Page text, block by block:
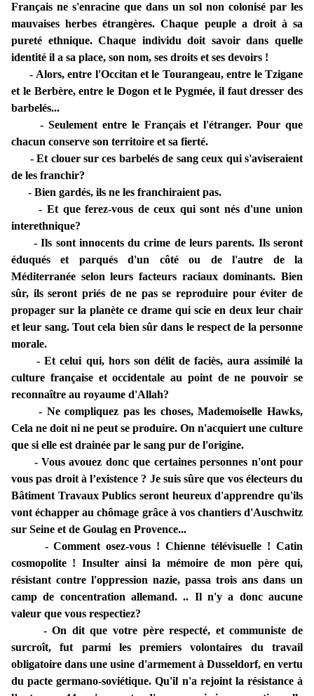
Français ne s'enracine que dans un sol non colonisé par les
mauvaises herbes étrangères. Chaque peuple a droit à sa
pureté ethnique. Chaque individu doit savoir dans quelle
identité il a sa place, son nom, ses droits et ses devoirs !
- Alors, entre l'Occitan et le Tourangeau, entre le Tzigane
et le Berbère, entre le Dogon et le Pygmée, il faut dresser des
barbelés...
- Seulement entre le Français et l'étranger. Pour que
chacun conserve son territoire et sa fierté.
- Et clouer sur ces barbelés de sang ceux qui s'aviseraient
de les franchir?
- Bien gardés, ils ne les franchiraient pas.
- Et que ferez-vous de ceux qui sont nés d'une union
interethnique?
- Ils sont innocents du crime de leurs parents. Ils seront
éduqués et parqués d'un côté ou de l'autre de la
Méditerranée selon leurs facteurs raciaux dominants. Bien
sûr, ils seront priés de ne pas se reproduire pour éviter de
propager sur la planète ce drame qui scie en deux leur chair
et leur sang. Tout cela bien sûr dans le respect de la personne
morale.
- Et celui qui, hors son délit de faciès, aura assimilé la
culture française et occidentale au point de ne pouvoir se
reconnaître au royaume d'Allah?
- Ne compliquez pas les choses, Mademoiselle Hawks,
Cela ne doit ni ne peut se produire. On n'acquiert une culture
que si elle est drainée par le sang pur de l'origine.
- Vous avouez donc que certaines personnes n'ont pour
vous pas droit à l’existence ? Je suis sûre que vos électeurs du
Bâtiment Travaux Publics seront heureux d'apprendre qu'ils
vont échapper au chômage grâce à vos chantiers d'Auschwitz
sur Seine et de Goulag en Provence...
- Comment osez-vous ! Chienne télévisuelle ! Catin
cosmopolite ! Insulter ainsi la mémoire de mon père qui,
résistant contre l'oppression nazie, passa trois ans dans un
camp de concentration allemand. .. Il n'y a donc aucune
valeur que vous respectiez?
- On dit que votre père respecté, et communiste de
surcroît, fut parmi les premiers volontaires du travail
obligatoire dans une usine d'armement à Dusseldorf, en vertu
du pacte germano-soviétique. Qu'il n'a rejoint la résistance à